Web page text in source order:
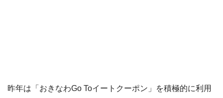
昨年は「おきなわGo Toイートクーポン」を積極的に利用